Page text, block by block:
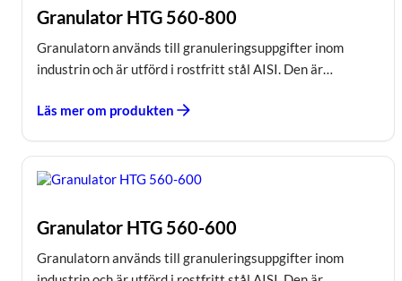
Granulator HTG 560-800
Granulatorn används till granuleringsuppgifter inom
industrin och är utförd i rostfritt stål AISI. Den är…
Läs mer om produkten
Granulator HTG 560-600
Granulatorn används till granuleringsuppgifter inom